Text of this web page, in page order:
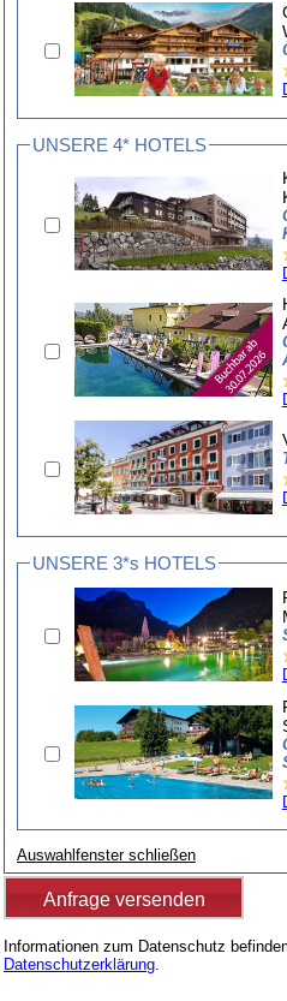
UNSERE 4* HOTELS
UNSERE 3*s HOTELS
Auswahlfenster schließen
Informationen zum Datenschutz
Datenschutzerklärung.